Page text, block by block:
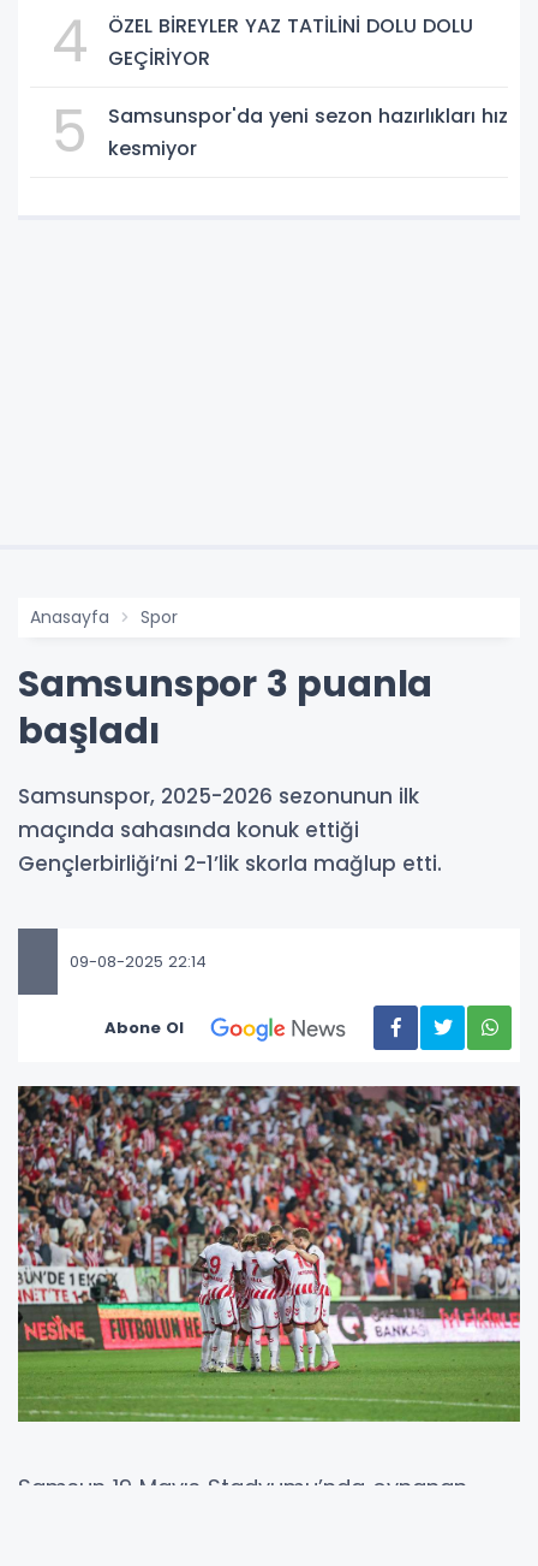
4
ÖZEL BİREYLER YAZ TATİLİNİ DOLU DOLU
GEÇİRİYOR
5
Samsunspor'da yeni sezon hazırlıkları hız
kesmiyor
Anasayfa Spor
Samsunspor 3 puanla
başladı
Samsunspor, 2025-2026 sezonunun ilk
maçında sahasında konuk ettiği
Gençlerbirliği’ni 2-1’lik skorla mağlup etti.
09-08-2025 22:14
Abone Ol
Samsun 19 Mayıs Stadyumu’nda oynanan